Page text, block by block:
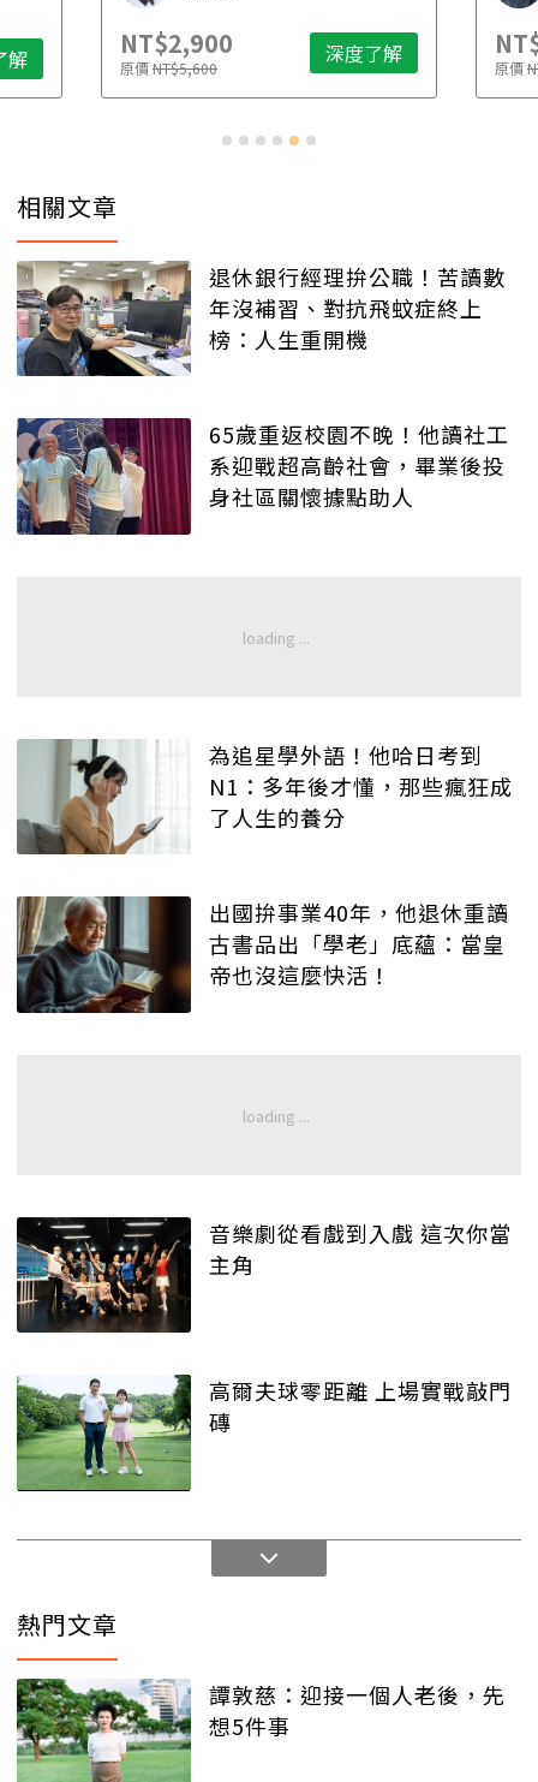
解 NT$2,900
原價NT$5,600 深度了解 原價
相關文章
退休銀行經理拚公職！苦讀數
年沒補習、對抗飛蚊症終上
榜：人生重開機
65歲重返校園不晚！他讀社工
系迎戰超高齡社會，畢業後投
身社區關懷據點助人
為追星學外語！他哈日考到
N1：多年後才懂，那些瘋狂成
了人生的養分
出國拚事業40年，他退休重讀
古書品出「學老」底蘊：當皇
帝也沒這麼快活！
音樂劇從看戲到入戲 這次你當
主角
高爾夫球零距離 上場實戰敲門
磚
熱門文章
譚敦慈：迎接一個人老後，先
想5件事